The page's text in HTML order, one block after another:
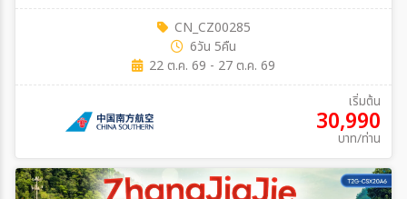
CN_CZ00285
6วัน 5คืน
22 ต.ค. 69 - 27 ต.ค. 69
เริ่มต้น
30,990
บาท/ท่าน